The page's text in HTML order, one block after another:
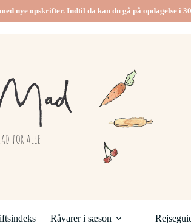
nye opskrifter. Indtil da kan du gå på opdagelse i
Råvarer i sæson